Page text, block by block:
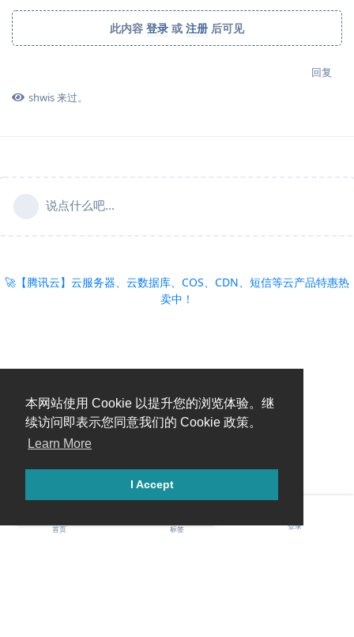
本网站使用 Cookie 以提升您的浏览体验。继
续访问即表示您同意我们的 Cookie 政策。
Learn More
I Accept
此内容 登录 或 注册 后可见
回复
shwis来过。
说点什么吧...
🚀【腾讯云】云服务器、云数据库、COS、CDN、短信等云产品特惠热
卖中！
糟糕，出错啦！请刷新页面重试。
首页 标签 登录